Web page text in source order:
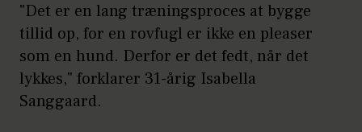
"Det er en lang træningsproces at bygge
tillid op, for en rovfugl er ikke en pleaser
som en hund. Derfor er det fedt, når det
lykkes," forklarer 31-årig Isabella
Sanggaard.